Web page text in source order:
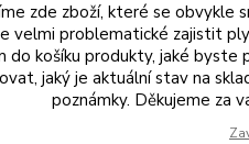
zboží Podkovy
zde zboží, které se obvykle
velmi problematické zajistit
do košíku produkty, jaké
jaký je aktuální stav na
poznámky. Děkujeme za